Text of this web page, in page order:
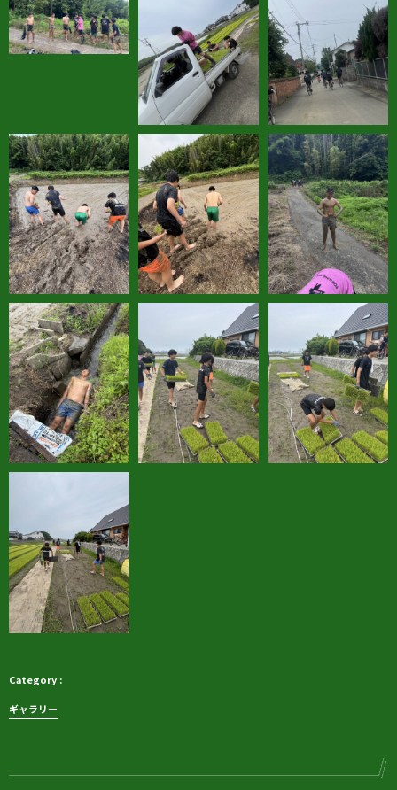
ギャラリー